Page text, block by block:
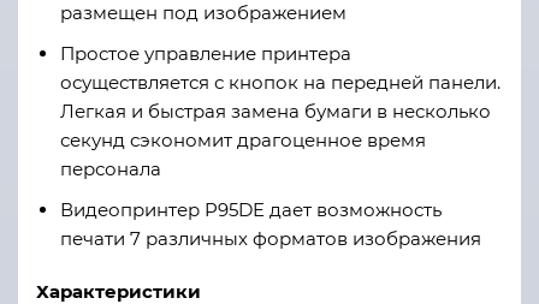
размещен под изображением
Простое управление принтера
осуществляется с кнопок на передней панели.
Легкая и быстрая замена бумаги в несколько
секунд сэкономит драгоценное время
персонала
Видеопринтер P95DE дает возможность
печати 7 различных форматов изображения
Характеристики